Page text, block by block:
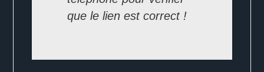
que le lien est correct !